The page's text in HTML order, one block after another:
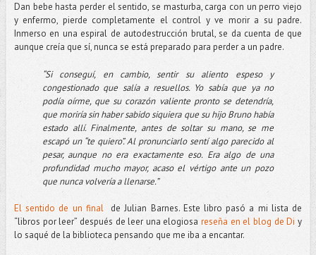
Dan bebe hasta perder el sentido, se masturba, carga con un perro viejo
y enfermo, pierde completamente el control y ve morir a su padre.
Inmerso en una espiral de autodestrucción brutal, se da cuenta de que
aunque creía que sí, nunca se está preparado para perder a un padre.
“Si conseguí, en cambio, sentir su aliento espeso y
congestionado que salía a resuellos. Yo sabía que ya no
podía oírme, que su corazón valiente pronto se detendría,
que moriría sin haber sabido siquiera que su hijo Bruno había
estado allí. Finalmente, antes de soltar su mano, se me
escapó un “te quiero”. Al pronunciarlo sentí algo parecido al
pesar, aunque no era exactamente eso. Era algo de una
profundidad mucho mayor, acaso el vértigo ante un pozo
que nunca volvería a llenarse.”
El sentido de un final
de Julian Barnes. Este libro pasó a mi lista de
“libros por leer” después de leer una elogiosareseña en el blog de Di y
lo saqué de la biblioteca pensando que me iba a encantar.